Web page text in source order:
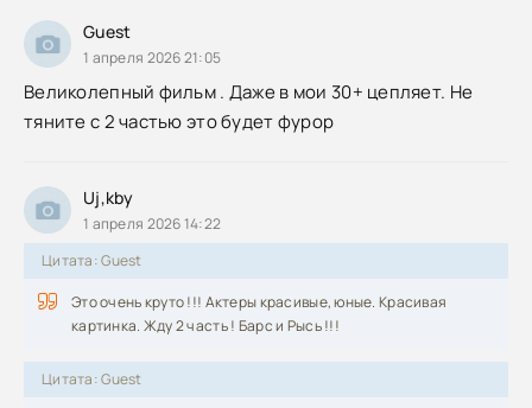
Guest
1 апреля 2026 21:05
Великолепный фильм . Даже в мои 30+ цепляет. Не
тяните с 2 частью это будет фурор
Uj,kby
1 апреля 2026 14:22
Цитата: Guest
Это очень круто !!! Актеры красивые, юные. Красивая
картинка. Жду 2 часть ! Барс и Рысь !!!
Цитата: Guest